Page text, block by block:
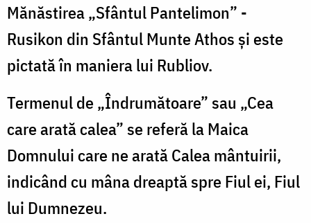
Mănăstirea „Sfântul Pantelimon” -
Rusikon din Sfântul Munte Athos și este
pictată în maniera lui Rubliov.
Termenul de „Îndrumătoare” sau „Cea
care arată calea” se referă la Maica
Domnului care ne arată Calea mântuirii,
indicând cu mâna dreaptă spre Fiul ei, Fiul
lui Dumnezeu.